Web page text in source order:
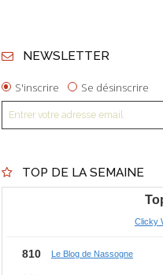
NEWSLETTER
S'inscrire Se désinscrire
TOP DE LA SEMAINE